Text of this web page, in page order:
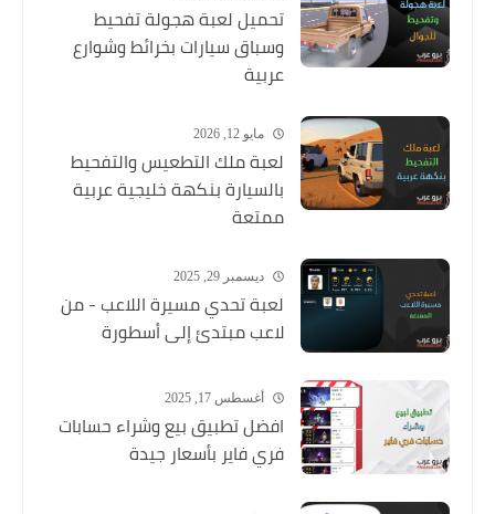
تحميل لعبة هجولة تفحيط
وسباق سيارات بخرائط وشوارع
عربية
مايو 12, 2026
لعبة ملك التطعيس والتفحيط
بالسيارة بنكهة خليجية عربية
ممتعة
ديسمبر 29, 2025
لعبة تحدي مسيرة اللاعب - من
لاعب مبتدئ إلى أسطورة
أغسطس 17, 2025
افضل تطبيق بيع وشراء حسابات
فري فاير بأسعار جيدة